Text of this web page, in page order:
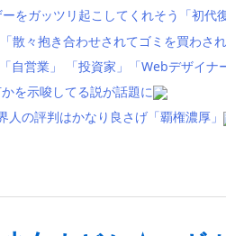
をガッツリ起こしてくれそう「初代
散々抱き合わせされてゴミを買わされ
営業」 「投資家」「Webデザイナ
を示唆してる説が話題に
人の評判はかなり良さげ「覇権濃厚」